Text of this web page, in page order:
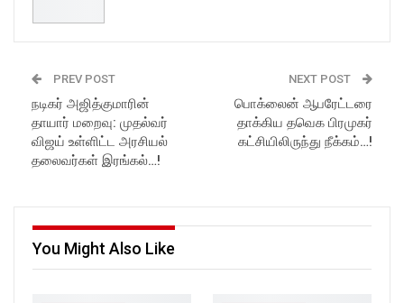
PREV POST
நடிகர் அஜித்குமாரின்
தாயார் மறைவு: முதல்வர்
விஜய் உள்ளிட்ட அரசியல்
தலைவர்கள் இரங்கல்…!
NEXT POST
பொக்லைன் ஆபரேட்டரை
தாக்கிய தவெக பிரமுகர்
கட்சியிலிருந்து நீக்கம்…!
You Might Also Like